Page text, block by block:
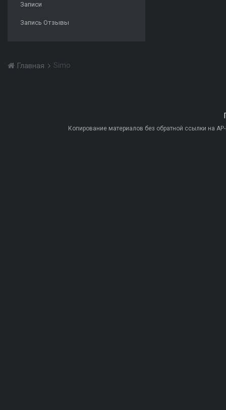
Записи
Запись Отзывы
Главная Simo
Копирование материалов без обратной ссылки на